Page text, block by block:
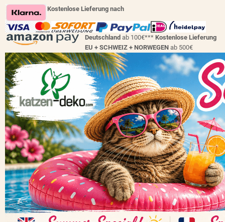
Kostenlose Lieferung nach
Deutschland ab 100€*** Kostenlose Lieferung
EU + SCHWEIZ + NORWEGEN ab 500€